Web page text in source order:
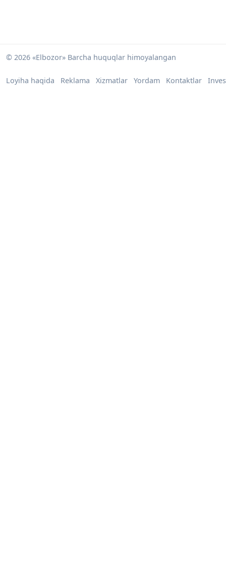
© 2026 «Elbozor» Barcha huquqlar himoyalangan
Loyiha haqida Reklama Xizmatlar Yordam Kontaktlar